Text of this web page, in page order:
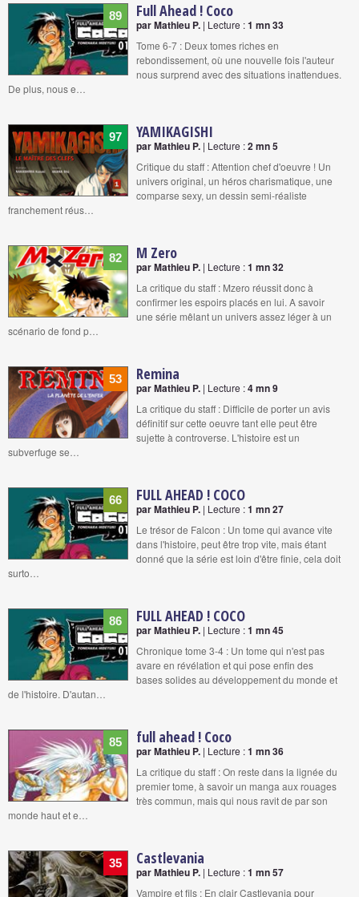
89 Full Ahead ! Coco
par Mathieu P. | Lecture :1 mn 33
Tome 6-7 : Deux tomes riches en
rebondissement, où une nouvelle fois l'auteur
nous surprend avec des situations inattendues.
De plus, nous e…
97 YAMIKAGISHI
par Mathieu P. | Lecture :2 mn 5
Critique du staff : Attention chef d'oeuvre ! Un
univers original, un héros charismatique, une
comparse sexy, un dessin semi-réaliste
franchement réus…
82 M Zero
par Mathieu P. | Lecture :1 mn 32
La critique du staff : Mzero réussit donc à
confirmer les espoirs placés en lui. A savoir
une série mêlant un univers assez léger à un
scénario de fond p…
53 Remina
par Mathieu P. | Lecture :4 mn 9
La critique du staff : Difficile de porter un avis
définitif sur cette oeuvre tant elle peut être
sujette à controverse. L'histoire est un
subverfuge se…
66 FULL AHEAD ! COCO
par Mathieu P. | Lecture :1 mn 27
Le trésor de Falcon : Un tome qui avance vite
dans l'histoire, peut être trop vite, mais étant
donné que la série est loin d'être finie, cela doit
surto…
86 FULL AHEAD ! COCO
par Mathieu P. | Lecture :1 mn 45
Chronique tome 3-4 : Un tome qui n'est pas
avare en révélation et qui pose enfin des
bases solides au développement du monde et
de l'histoire. D'autan…
85 full ahead ! Coco
par Mathieu P. | Lecture :1 mn 36
La critique du staff : On reste dans la lignée du
premier tome, à savoir un manga aux rouages
très commun, mais qui nous ravit de par son
monde haut et e…
35 Castlevania
par Mathieu P. | Lecture :1 mn 57
Vampire et fils : En clair Castlevania pour